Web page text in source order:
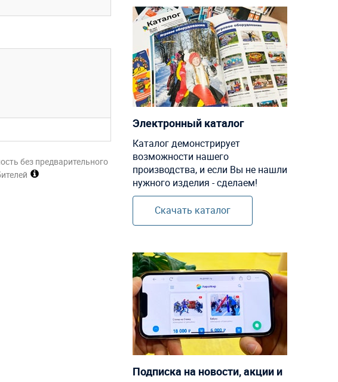
без предварительного
Электронный каталог
Каталог демонстрирует
возможности нашего
производства, и если Вы не нашли
нужного изделия - сделаем!
Скачать каталог
Подписка на новости, акции и